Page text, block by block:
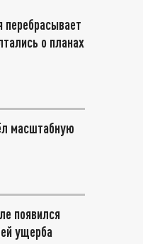
перебрасывает
о планах
масштабную
появился
ущерба